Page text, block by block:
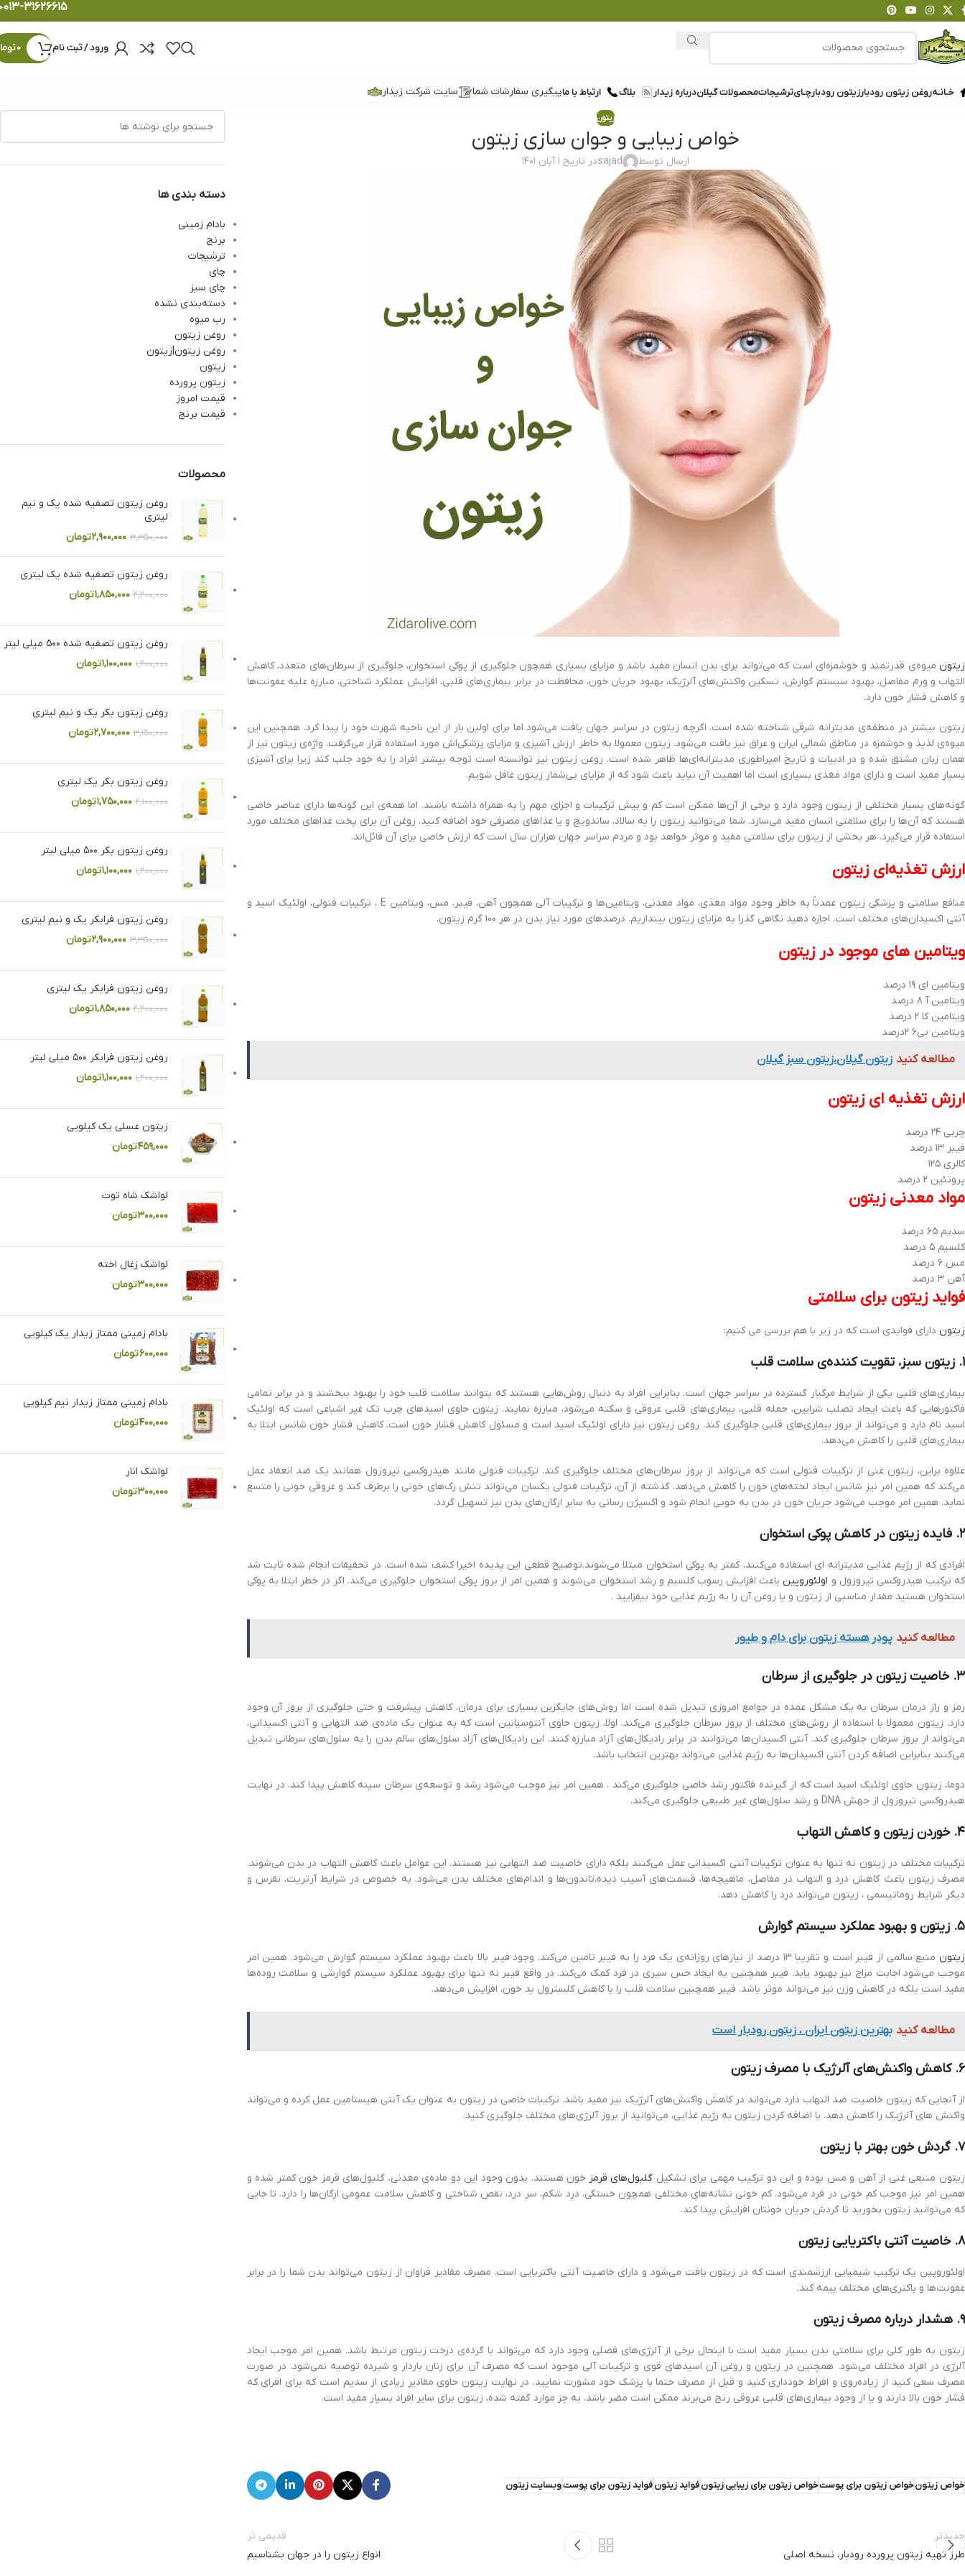
۰۱۳-۳۱۶۲۶۶۱۵
ورود / ثبت نام 0
خـانـهروغن زیتون رودبارزیتون رودبارچـایترشیجاتمحصولات گیلاندرباره زیدار بلاگ ارتباط با ماپیگیری سفارشات شما سایت شرکت زیدار
زیتون
خواص زیبایی و جوان سازی زیتون
ارسال توسط sajadدر تاریخ ۱ آبان ۱۴۰۱
زیتون میوه‌ی قدرتمند و خوشمزه‌ای است که می‌تواند برای بدن انسان مفید باشد و مزایای بسیاری همچون جلوگیری از پوکی استخوان، جلوگیری از سرطان‌های متعدد، کاهش
التهاب و ورم مفاصل، بهبود سیستم گوارش، تسکین واکنش‌های آلرژیک، بهبود جریان خون، محافظت در برابر بیماری‌های قلبی، افزایش عملکرد شناختی، مبارزه علیه عفونت‌ها
و کاهش فشار خون دارد.
زیتون بیشتر در منطقه‌ی مدیترانه شرقی شناخته شده است. اگرچه زیتون در سراسر جهان یافت می‌شود اما برای اولین بار از این ناحیه شهرت خود را پیدا کرد. همچنین این
میوه‌ی لذیذ و خوشمزه در مناطق شمالی ایران و عراق نیز یافت می‌شود. زیتون معمولا به خاطر ارزش آشپزی و مزایای پزشکی‌اش مورد استفاده قرار می‌گرفت. واژه‌ی زیتون نیز از
همان زبان مشتق شده و در ادبیات و تاریخ امپراطوری مدیترانه‌ای‌ها ظاهر شده است. روغن زیتون نیز توانسته است توجه بیشتر افراد را به خود جلب کند زیرا برای آشپزی
بسیار مفید است و دارای مواد مغذی بسیاری است اما اهمیت آن نباید باعث شود که از مزایای بی‌شمار زیتون غافل شویم.
گونه‌های بسیار مختلفی از زیتون وجود دارد و برخی از آن‌ها ممکن است کم و بیش ترکیبات و اجزای مهم را به همراه داشته باشند. اما همه‌ی این گونه‌ها دارای عناصر خاصی
هستند که آن‌ها را برای سلامتی انسان مفید می‌سازد. شما می‌توانید زیتون را به سالاد، ساندویچ و یا غذاهای مصرفی خود اضافه کنید. روغن آن برای پخت غذاهای مختلف مورد
استفاده قرار می‌گیرد. هر بخشی از زیتون برای سلامتی مفید و موثر خواهد بود و مردم سراسر جهان هزاران سال است که ارزش خاصی برای آن قائل‌اند.
ارزش تغذیه‌ای زیتون
منافع سلامتی و پزشکی زیتون عمدتاً به خاطر وجود مواد مغذی، مواد معدنی، ویتامین‌ها و ترکیبات آلی همچون آهن، فیبر، مس، ویتامین E ، ترکیبات فنولی، اولئیک اسید و
آنتی اکسیدان‌های مختلف است. اجازه دهید نگاهی گذرا به مزایای زیتون بیندازیم. درصدهای مورد نیاز بدن در هر ۱۰۰ گرم زیتون.
ویتامین های موجود در زیتون
ویتامین ای ۱۹ درصد
ویتامین آ ۸ درصد
ویتامین کا ۲ درصد
ویتامین بی۶ ۲درصد
مطالعه کنید زیتون گیلان،زیتون سبز گیلان
ارزش تغذیه ای زیتون
چربی ۲۴ درصد
فیبر ۱۳ درصد
کالری ۱۲۵
پروتئین ۲ درصد
مواد معدنی زیتون
سدیم ۶۵ درصد
کلسیم ۵ درصد
مس ۶ درصد
آهن ۳ درصد
فواید زیتون برای سلامتی
زیتون دارای فوایدی است که در زیر با هم بررسی می کنیم:
۱. زیتون سبز، تقویت کننده‌ی سلامت قلب
بیماری‌های قلبی یکی از شرایط مرگبار گسترده در سراسر جهان است. بنابراین افراد به دنبال روش‌هایی هستند که بتوانند سلامت قلب خود را بهبود ببخشند و در برابر تمامی
فاکتورهایی که باعث ایجاد تصلب شرایین، حمله قلبی، بیماری‌های قلبی عروقی و سکته می‌شود، مبارزه نمایند. زیتون حاوی اسیدهای چرب تک غیر اشباعی است که اولئیک
اسید نام دارد و می‌تواند از بروز بیماری‌های قلبی جلوگیری کند. روغن زیتون نیز دارای اولئیک اسید است و مسئول کاهش فشار خون است. کاهش فشار خون شانس ابتلا به
بیماری‌های قلبی را کاهش می‌دهد.
علاوه براین، زیتون غنی از ترکیبات فنولی است که می‌تواند از بروز سرطان‌های مختلف جلوگیری کند. ترکیبات فنولی مانند هیدروکسی تیروزول همانند یک ضد انعقاد عمل
می‌کند که همین امر نیز شانس ایجاد لخته‌های خون را کاهش می‌دهد. گذشته از آن، ترکیبات فنولی یکسان می‌تواند تنش رگ‌های خونی را برطرف کند و عروقی خونی را متسع
نماید. همین امر موجب می‌شود جریان خون در بدن به خوبی انجام شود و اکسیژن رسانی به سایر ارگان‌های بدن نیز تسهیل گردد.
۲. فایده زیتون در کاهش پوکی استخوان
افرادی که از رژیم غذایی مدیترانه ای استفاده می‌کنند، کمتر به پوکی استخوان مبتلا می‌شوند.توضیح قطعی این پدیده اخیرا کشف شده است. در تحقیقات انجام شده ثابت شد
که ترکیب هیدروکسی تیروزول و اولئوروپینباعث افزایش رسوب کلسیم و رشد استخوان می‌شوند و همین امر از بروز پوکی استخوان جلوگیری می‌کند. اگر در خطر ابتلا به پوکی
استخوان هستید مقدار مناسبی از زیتون و یا روغن آن را به رژیم غذایی خود بیفزایید .
مطالعه کنید پودر هسته زیتون برای دام و طیور
۳. خاصیت زیتون در جلوگیری از سرطان
رمز و راز درمان سرطان به یک مشکل عمده در جوامع امروزی تبدیل شده است اما روش‌های جایگزین بسیاری برای درمان، کاهش پیشرفت و حتی جلوگیری از بروز آن وجود
دارد. زیتون معمولا با استفاده از روش‌های مختلف از بروز سرطان جلوگیری می‌کند. اولا، زیتون حاوی آنتوسیانین است که به عنوان یک ماده‌ی ضد التهابی و آنتی اکسیدانی،
می‌تواند از بروز سرطان جلوگیری کند. آنتی اکسیدان‌ها می‌توانند در برابر رادیکال‌های آزاد مبارزه کنند. این رادیکال‌های آزاد سلول‌های سالم بدن را به سلول‌های سرطانی تبدیل
می‌کنند بنابراین اضافه کردن آنتی اکسیدان‌ها به رژیم غذایی می‌تواند بهترین انتخاب باشد.
دوما، زیتون حاوی اولئیک اسید است که از گیرنده فاکتور رشد خاصی جلوگیری می‌کند . همین امر نیز موجب می‌شود رشد و توسعه‌ی سرطان سینه کاهش پیدا کند. در نهایت
هیدروکسی تیروزول از جهش DNA و رشد سلول‌های غیر طبیعی جلوگیری می‌کند.
۴. خوردن زیتون و کاهش التهاب
ترکیبات مختلف در زیتون نه تنها به عنوان ترکیبات آنتی اکسیدانی عمل می‌کنند بلکه دارای خاصیت ضد التهابی نیز هستند. این عوامل باعث کاهش التهاب در بدن می‌شوند.
مصرف زیتون باعث کاهش درد و التهاب در مفاصل، ماهیچه‌ها، قسمت‌های آسیب دیده،تاندون‌ها و اندام‌های مختلف بدن می‌شود. به خصوص در شرایط آرتریت، نقرس و
دیگر شرایط روماتیسمی ، زیتون می‌تواند درد را کاهش دهد.
۵. زیتون و بهبود عملکرد سیستم گوارش
زیتون
منبع سالمی از فیبر است و تقریبا ۱۳ درصد از نیازهای روزانه‌ی یک فرد را به فیبر تامین می‌کند. وجود فیبر بالا باعث بهبود عملکرد سیستم گوارش می‌شود. همین امر
موجب می‌شود اجابت مزاج نیز بهبود یابد. فیبر همچنین به ایجاد حس سیری در فرد کمک می‌کند. در واقع فیبر نه تنها برای بهبود عملکرد سیستم گوارشی و سلامت روده‌ها
مفید است بلکه در کاهش وزن نیز می‌تواند موثر باشد. فیبر همچنین سلامت قلب را با کاهش کلسترول بد خون، افزایش می‌دهد.
مطالعه کنید بهترین زیتون ایران ، زیتون رودبار است
۶. کاهش واکنش‌های آلرژیک با مصرف زیتون
از آنجایی که زیتون خاصیت ضد التهاب دارد می‌تواند در کاهش واکنش‌های آلرژیک نیز مفید باشد. ترکیبات خاصی در زیتون به عنوان یک آنتی هیستامین عمل کرده و می‌تواند
واکنش های آلرژیک را کاهش دهد. با اضافه کردن زیتون به رژیم غذایی، می‌توانید از بروز آلرژی‌های مختلف جلوگیری کنید.
۷. گردش خون بهتر با زیتون
زیتون منبعی غنی از آهن و مس بوده و این دو ترکیب مهمی برای تشکیل گلبول‌های قرمز خون هستند. بدون وجود این دو ماده‌ی معدنی، گلبول‌های قرمز خون کمتر شده و
همین امر نیز موجب کم خونی در فرد می‌شود. کم خونی نشانه‌های مختلفی همچون خستگی، درد شکم، سر درد، نقص شناختی و کاهش سلامت عمومی ارگان‌ها را دارد. تا جایی
که می‌توانید زیتون بخورید تا گردش جریان خونتان افزایش پیدا کند.
۸. خاصیت آنتی باکتریایی زیتون
اولئوروپین یک ترکیب شیمیایی ارزشمندی است که در زیتون یافت می‌شود و دارای خاصیت آنتی باکتریایی است. مصرف مقادیر فراوان از زیتون می‌تواند بدن شما را در برابر
عفونت‌ها و باکتری‌های مختلف بیمه کند.
۹. هشدار درباره مصرف زیتون
زیتون به طور کلی برای سلامتی بدن بسیار مفید است با اینحال برخی از آلرژی‌های فصلی وجود دارد که می‌تواند با گرده‌ی درخت زیتون مرتبط باشد. همین امر موجب ایجاد
آلرژی در افراد مختلف می‌شود. همچنین در زیتون و روغن آن اسیدهای قوی و ترکیبات آلی موجود است که مصرف آن برای زنان باردار و شیرده توصیه نمی‌شود. در صورت
مصرف سعی کنید از زیاده‌روی و افراط خودداری کنید و قبل از مصرف حتما با پزشک خود مشورت نمایید. در نهایت زیتون حاوی مقادیر زیادی از سدیم است که برای افرای که
فشار خون بالا دارند و یا از وجود بیماری‌های قلبی عروقی رنج می‌برند ممکن است مضر باشد. به جز موارد گفته شده، زیتون برای سایر افراد بسیار مفید است.
خواص زیتونخواص زیتون برای پوستخواص زیتون برای زیباییزیتونفواید زیتونفواید زیتون برای پوستوبسایت زیتون
جدیدتر
طرز تهیه زیتون پرورده رودبار، نسخه اصلی
قدیمی تر
انواع زیتون را در جهان بشناسیم
دسته بندی ها
بادام زمینی
برنج
ترشیجات
چای
چای سبز
دسته‌بندی نشده
رب میوه
روغن زیتون
روغن زیتون|زیتون
زیتون
زیتون پرورده
قیمت امروز
قیمت برنج
محصولات
روغن زیتون تصفیه شده یک و نیم
لیتری
۳,۳۵۰,۰۰۰ ۲,۹۰۰,۰۰۰تومان
روغن زیتون تصفیه شده یک لیتری
۲,۲۰۰,۰۰۰ ۱,۸۵۰,۰۰۰تومان
روغن زیتون تصفیه شده ۵۰۰ میلی لیتر
۱,۲۰۰,۰۰۰ ۱,۱۰۰,۰۰۰تومان
روغن زیتون بکر یک و نیم لیتری
۳,۱۵۰,۰۰۰ ۲,۷۰۰,۰۰۰تومان
روغن زیتون بکر یک لیتری
۲,۱۰۰,۰۰۰ ۱,۷۵۰,۰۰۰تومان
روغن زیتون بکر ۵۰۰ میلی لیتر
۱,۲۰۰,۰۰۰ ۱,۱۰۰,۰۰۰تومان
روغن زیتون فرابکر یک و نیم لیتری
۳,۳۵۰,۰۰۰ ۲,۹۰۰,۰۰۰تومان
روغن زیتون فرابکر یک لیتری
۲,۲۰۰,۰۰۰ ۱,۸۵۰,۰۰۰تومان
روغن زیتون فرابکر ۵۰۰ میلی لیتر
۱,۲۰۰,۰۰۰ ۱,۱۰۰,۰۰۰تومان
زیتون عسلی یک کیلویی
۴۵۹,۰۰۰تومان
لواشک شاه توت
۳۰۰,۰۰۰تومان
لواشک زغال اخته
۳۰۰,۰۰۰تومان
بادام زمینی ممتاز زیدار یک کیلویی
۶۰۰,۰۰۰تومان
بادام زمینی ممتاز زیدار نیم کیلویی
۴۰۰,۰۰۰تومان
لواشک انار
۳۰۰,۰۰۰تومان